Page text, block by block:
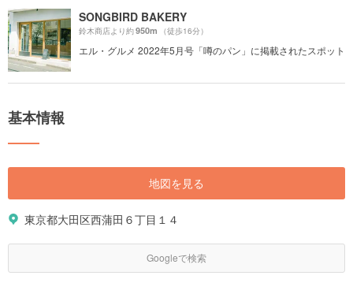
SONGBIRD BAKERY
鈴木商店より約950m （徒歩16分）
エル・グルメ 2022年5月号「噂のパン」に掲載されたスポット
基本情報
地図を見る
東京都大田区西蒲田６丁目１４
Googleで検索